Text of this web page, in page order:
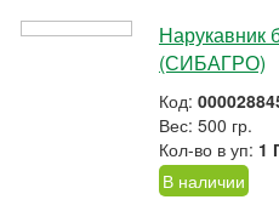
Нарукавник
(СИБАГРО)
Код:
Вес: 500 гр.
Кол-во в уп: 1
В наличии